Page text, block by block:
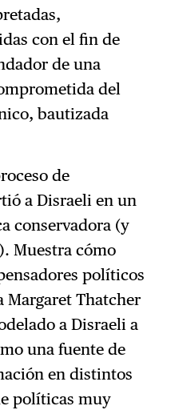
con el fin de
de una
del
bautizada
de
a Disraeli en un
conservadora (y
Muestra cómo
políticos
Margaret Thatcher
a Disraeli a
una fuente de
en distintos
políticas muy